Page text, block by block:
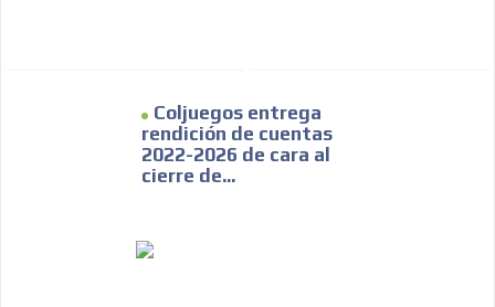
Coljuegos entrega
rendición de cuentas
2022-2026 de cara al
cierre de...
ADVERTISEMENT